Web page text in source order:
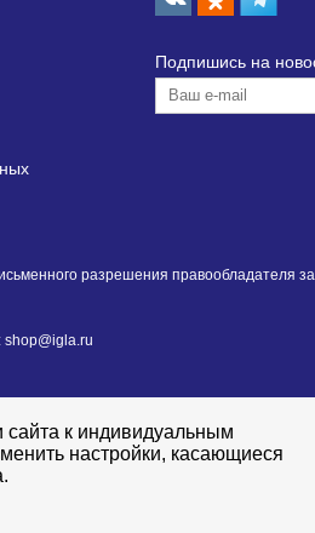
Подпишиcь на
разрешения правообладателя
к индивидуальным
настройки, касающиеся